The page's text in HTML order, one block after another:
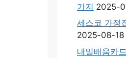
가지 2025-
세스코 가정
2025-08-18
내일배움카